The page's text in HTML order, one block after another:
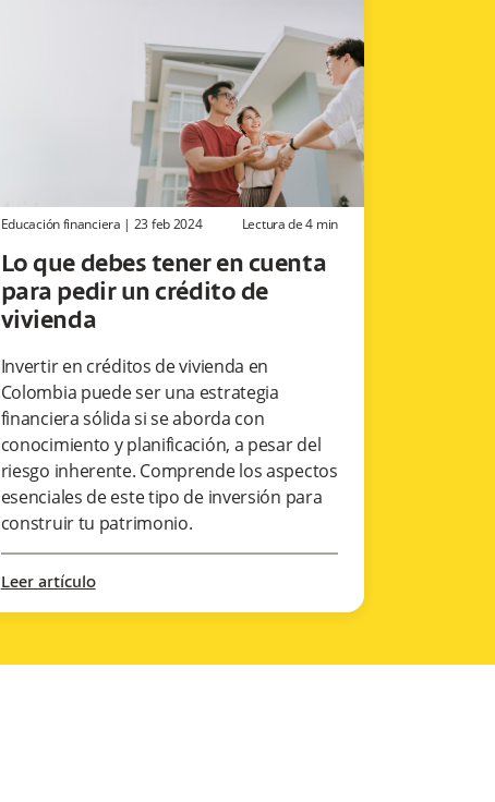
Educación financiera | 23 feb 2024 Lectura de4 min
Lo que debes tener en cuenta
para pedir un crédito de
vivienda
Invertir en créditos de vivienda en
Colombia puede ser una estrategia
financiera sólida si se aborda con
conocimiento y planificación, a pesar del
riesgo inherente. Comprende los aspectos
esenciales de este tipo de inversión para
construir tu patrimonio.
Leer artículo